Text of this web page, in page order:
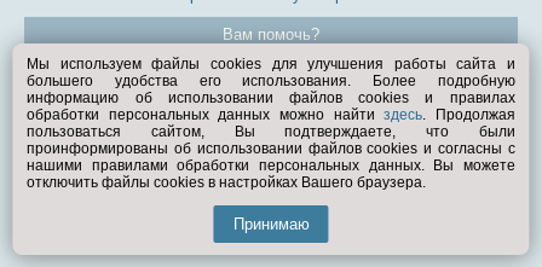
Вам помочь?
© Exist.ru 1998—2026
Мы используем файлы cookies для улучшения работы сайта и
большего удобства его использования. Более подробную
информацию об использовании файлов cookies и правилах
обработки персональных данных можно найтиздесь. Продолжая
пользоваться сайтом, Вы подтверждаете, что были
проинформированы об использовании файлов cookies и согласны с
нашими правилами обработки персональных данных. Вы можете
отключить файлы cookies в настройках Вашего браузера.
Принимаю